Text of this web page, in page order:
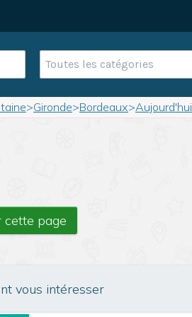
Toutes les catégories
>Gironde>Bordeaux>Aujourd'hui
cette page
vous intéresser